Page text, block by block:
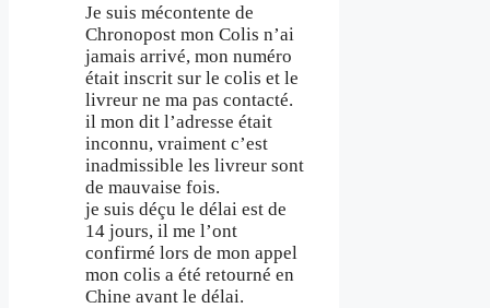
Je suis mécontente de
Chronopost mon Colis n’ai
jamais arrivé, mon numéro
était inscrit sur le colis et le
livreur ne ma pas contacté.
il mon dit l’adresse était
inconnu, vraiment c’est
inadmissible les livreur sont
de mauvaise fois.
je suis déçu le délai est de
14 jours, il me l’ont
confirmé lors de mon appel
mon colis a été retourné en
Chine avant le délai.